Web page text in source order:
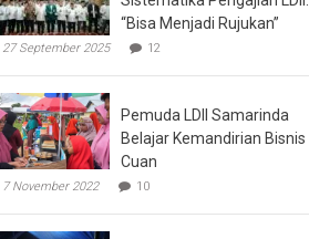
“Bisa Menjadi Rujukan”
27 September 2025 12
Pemuda LDII Samarinda
Belajar Kemandirian Bisnis
Cuan
7 November 2022 10